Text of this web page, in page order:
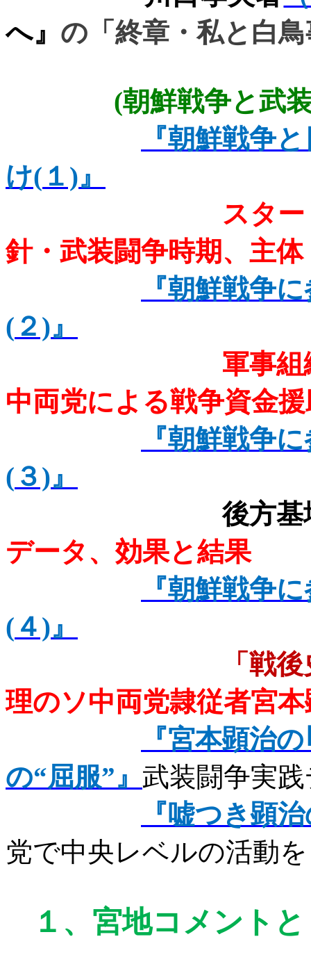
へ』 の「終章・私と白
(朝鮮戦争と武
『朝鮮戦争
け( １)』
スタ
針・武装闘争時期、主体
『朝鮮戦争
( ２)』
軍事
中両党による戦争資金
『朝鮮戦争
( ３)』
後方基
データ、効果と結果
『朝鮮戦争
( ４)』
「戦
理のソ中両党隷従者宮
『宮本顕治
の“屈服”』 武装闘争実
『嘘つき顕
党で中央レベルの活動
１、 宮地コメント